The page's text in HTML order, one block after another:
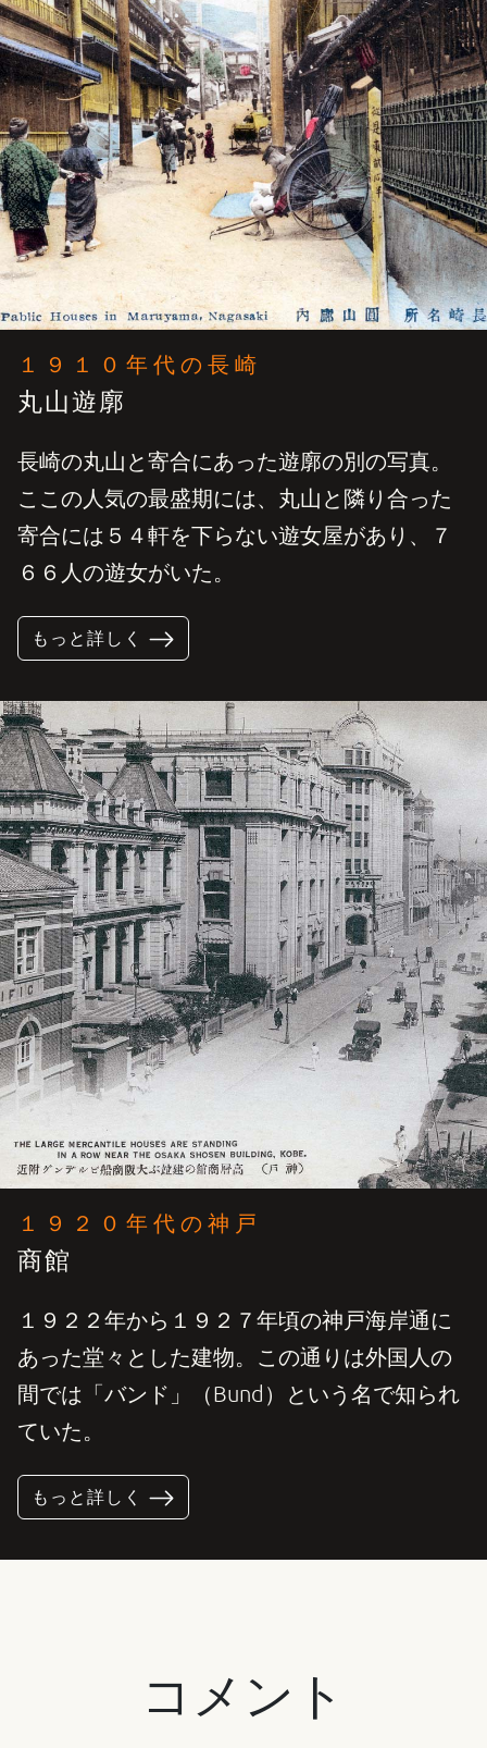
１９１０年代の長崎
丸山遊廓
長崎の丸山と寄合にあった遊廓の別の写真。
ここの人気の最盛期には、丸山と隣り合った
寄合には５４軒を下らない遊女屋があり、７
６６人の遊女がいた。
もっと詳しく
１９２０年代の神戸
商館
１９２２年から１９２７年頃の神戸海岸通に
あった堂々とした建物。この通りは外国人の
間では「バンド」（Bund）という名で知られ
ていた。
もっと詳しく
コメント